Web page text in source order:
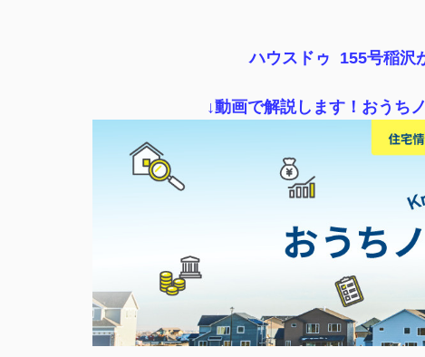
ハウスドゥ 155号稲沢
↓動画で解説します！おうち